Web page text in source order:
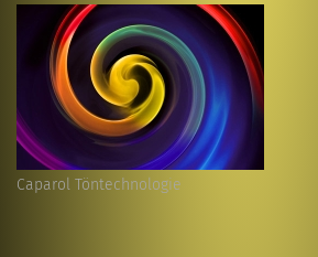
Caparol Töntechnologie